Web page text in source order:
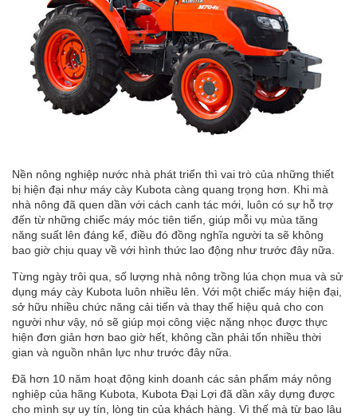
Nền nông nghiệp nước nhà phát triển thì vai trò của những thiết
bị hiện đại như máy cày Kubota càng quang trọng hơn. Khi mà
nhà nông đã quen dần với cách canh tác mới, luôn có sự hỗ trợ
đến từ những chiếc máy móc tiên tiến, giúp mỗi vụ mùa tăng
năng suất lên đáng kể, điều đó đồng nghĩa người ta sẽ không
bao giờ chịu quay về với hình thức lao động như trước đây nữa.
Từng ngày trôi qua, số lượng nhà nông trồng lúa chọn mua và sử
dụng máy cày Kubota luôn nhiều lên. Với một chiếc máy hiện đại,
sở hữu nhiều chức năng cải tiến và thay thế hiệu quả cho con
người như vậy, nó sẽ giúp mọi công việc nặng nhọc được thực
hiện đơn giản hơn bao giờ hết, không cần phải tốn nhiều thời
gian và nguồn nhân lực như trước đây nữa.
Đã hơn 10 năm hoạt động kinh doanh các sản phẩm máy nông
nghiệp của hãng Kubota, Kubota Đại Lợi đã dần xây dựng được
cho mình sự uy tín, lòng tin của khách hàng. Vì thế mà từ bao lâu